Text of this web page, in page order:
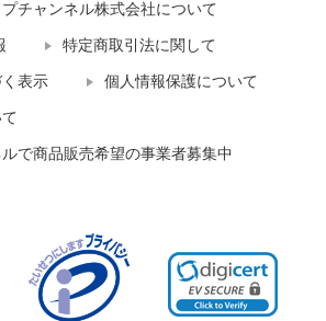
チャンネル株式会社について
特定商取引法に関して
表示 個人情報保護について
で商品販売希望の事業者募集中